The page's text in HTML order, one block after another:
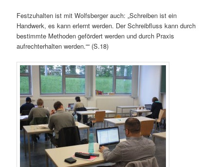
Festzuhalten ist mit Wolfsberger auch: „Schreiben ist ein
Handwerk, es kann erlernt werden. Der Schreibfluss kann durch
bestimmte Methoden gefördert werden und durch Praxis
aufrechterhalten werden.““ (S.18)